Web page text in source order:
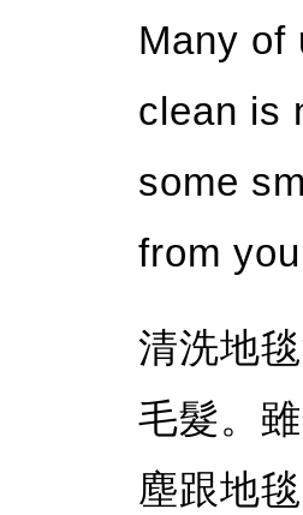
Many of
clean is
some
from
清洗地
毛髮。
塵跟地